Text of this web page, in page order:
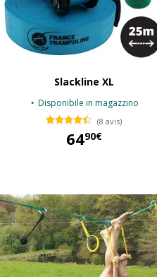
Slackline XL
Disponibile in magazzino
(8 avis)
6490€